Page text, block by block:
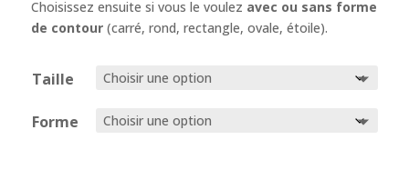
Choisissez ensuite si vous le voulez avec ou sans forme
de contour(carré, rond, rectangle, ovale, étoile).
Taille
Forme